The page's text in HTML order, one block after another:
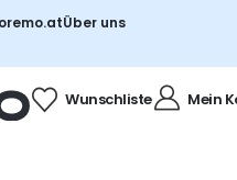
Über uns
Wunschliste Mein